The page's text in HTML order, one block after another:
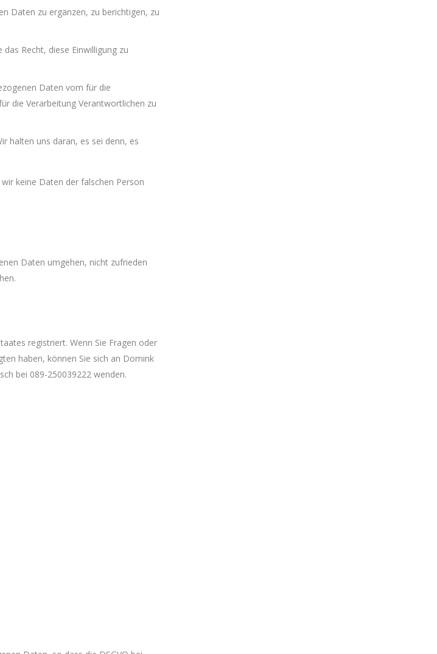
Daten zu ergänzen, zu berichtigen, zu
Recht, diese Einwilligung zu
Daten vom für die
die Verarbeitung Verantwortlichen zu
halten uns daran, es sei denn, es
keine Daten der falschen Person
Daten umgehen, nicht zufrieden
registriert. Wenn Sie Fragen oder
haben, können Sie sich an Domink
bei 089-250039222 wenden.